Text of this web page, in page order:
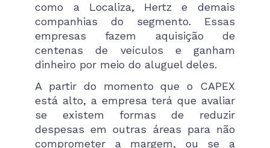
como a Localiza, Hertz e demais
companhias do segmento. Essas
empresas fazem aquisição de
centenas de veículos e ganham
dinheiro por meio do aluguel deles.
A partir do momento que o CAPEX
está alto, a empresa terá que avaliar
se existem formas de reduzir
despesas em outras áreas para não
comprometer a margem, ou se a